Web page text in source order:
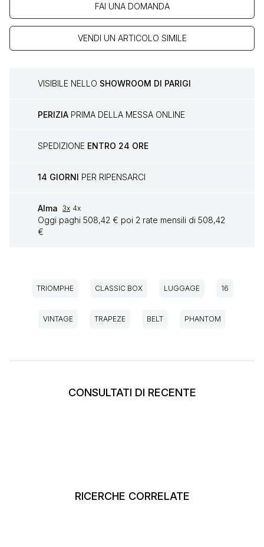
FAI UNA DOMANDA
VENDI UN ARTICOLO SIMILE
VISIBILE NELLO SHOWROOM DI PARIGI
PERIZIA PRIMA DELLA MESSA ONLINE
SPEDIZIONE ENTRO 24 ORE
14 GIORNI PER RIPENSARCI
Alma 3x 4x
Oggi paghi 508,42 € poi 2 rate mensili di 508,42
€
TRIOMPHE CLASSIC BOX LUGGAGE 16
VINTAGE TRAPEZE BELT PHANTOM
CONSULTATI DI RECENTE
RICERCHE CORRELATE